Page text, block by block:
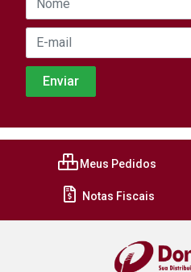
Meus Pedidos
Notas Fiscais